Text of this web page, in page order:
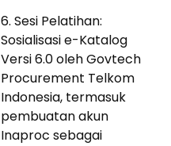
6. Sesi Pelatihan:
Sosialisasi e-Katalog
Versi 6.0 oleh Govtech
Procurement Telkom
Indonesia, termasuk
pembuatan akun
Inaproc sebagai